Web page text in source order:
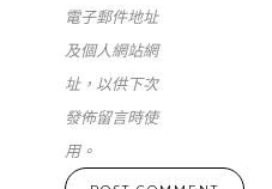
電子郵件地址
及個人網站網
址，以供下次
發佈留言時使
用。